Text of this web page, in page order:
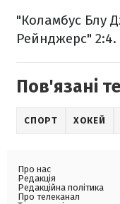
"Коламбус Блу
Рейнджерс" 2:4.
Пов'язані
СПОРТ ХОКЕЙ
Про нас
Редакція
Редакційна політика
Про телеканал